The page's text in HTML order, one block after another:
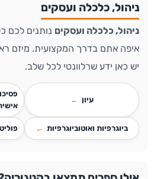
ניהול, כלכלה ועסקים
ניהול, כלכלה ועסקים נותנים לכם
איפה אתם בדרך המקצועית. מיזם
יש כאן ידע שרלוונטי לכל שלב.
עיון
ביוגרפיות ואוטוביוגרפיות